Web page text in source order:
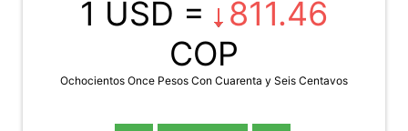
1 USD =
811.46
COP
Ochocientos Once Pesos Con Cuarenta y Seis Centavos